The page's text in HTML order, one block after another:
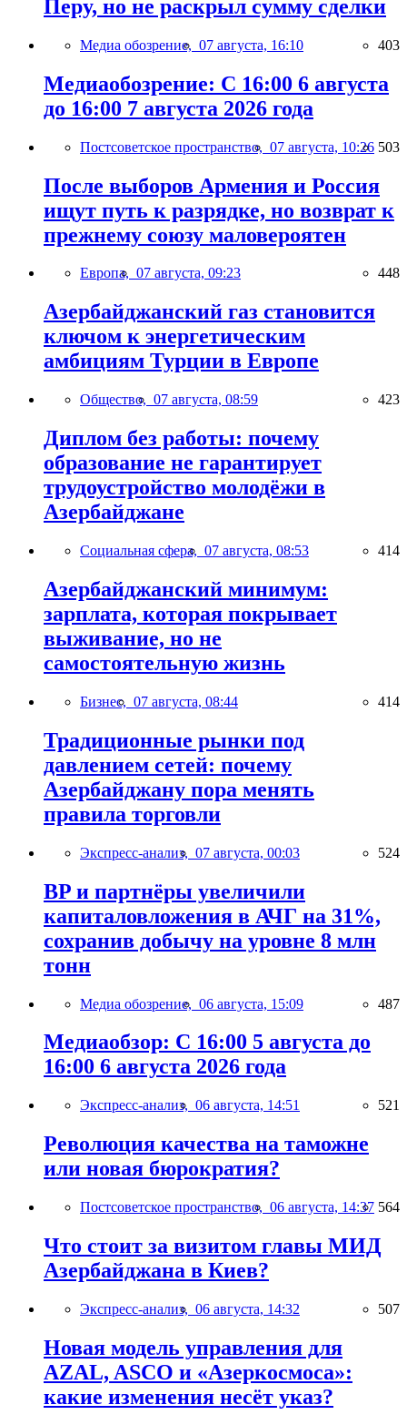
Перу, но не раскрыл сумму сделки
Медиа обозрение, 07 августа, 16:10 403
Медиаобозрение: С 16:00 6 августа
до 16:00 7 августа 2026 года
Постсоветское пространство, 07 августа, 10:26 503
После выборов Армения и Россия
ищут путь к разрядке, но возврат к
прежнему союзу маловероятен
Европа, 07 августа, 09:23 448
Азербайджанский газ становится
ключом к энергетическим
амбициям Турции в Европе
Общество, 07 августа, 08:59 423
Диплом без работы: почему
образование не гарантирует
трудоустройство молодёжи в
Азербайджане
Социальная сфера, 07 августа, 08:53 414
Азербайджанский минимум:
зарплата, которая покрывает
выживание, но не
самостоятельную жизнь
Бизнес, 07 августа, 08:44 414
Традиционные рынки под
давлением сетей: почему
Азербайджану пора менять
правила торговли
Экспресс-анализ, 07 августа, 00:03 524
BP и партнёры увеличили
капиталовложения в АЧГ на 31%,
сохранив добычу на уровне 8 млн
тонн
Медиа обозрение, 06 августа, 15:09 487
Медиаобзор: С 16:00 5 августа до
16:00 6 августа 2026 года
Экспресс-анализ, 06 августа, 14:51 521
Революция качества на таможне
или новая бюрократия?
Постсоветское пространство, 06 августа, 14:37 564
Что стоит за визитом главы МИД
Азербайджана в Киев?
Экспресс-анализ, 06 августа, 14:32 507
Новая модель управления для
AZAL, ASCO и «Азеркосмоса»:
какие изменения несёт указ?